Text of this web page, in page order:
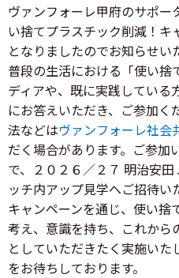
ヴァンフォーレ甲府のサポ
い捨てプラスチック削減！キ
となりましたのでお知らせい
普段の生活における「使い捨
ディアや、既に実践している
にお答えいただき、ご参加く
法などはヴァンフォーレ社会
だく場合があります。ご参加
で、２０２６／２７ 明治安
ッチ内アップ見学へご招待い
キャンペーンを通じ、使い捨
考え、意識を持ち、これから
としていただきたく実施いた
をお待ちしております。